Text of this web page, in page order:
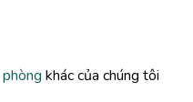
khác của chúng tôi